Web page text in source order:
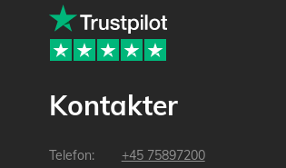
Kontakter
+45 75897200